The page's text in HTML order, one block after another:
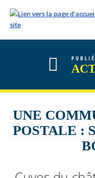
UNE
POSTALE :